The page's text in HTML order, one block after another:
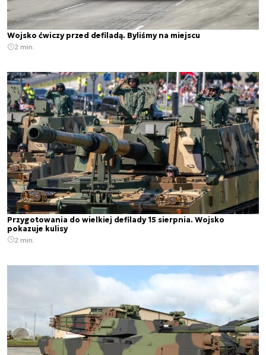
Wojsko ćwiczy przed defiladą. Byliśmy na miejscu
2 min.
Przygotowania do wielkiej defilady 15 sierpnia. Wojsko
pokazuje kulisy
2 min.